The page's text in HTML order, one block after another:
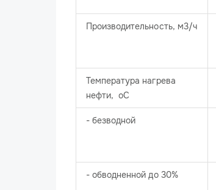
Производительность, м3/ч
Температура нагрева
нефти, оС
- безводной
- обводненной до 30%